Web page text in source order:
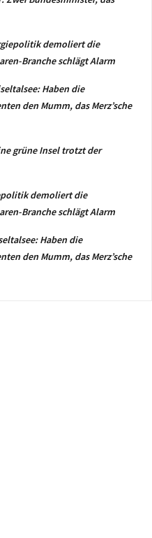
demoliert die
Branche schlägt Alarm
Haben die
den Mumm, das Merz’sche
grüne Insel trotzt der
demoliert die
Branche schlägt Alarm
Haben die
den Mumm, das Merz’sche